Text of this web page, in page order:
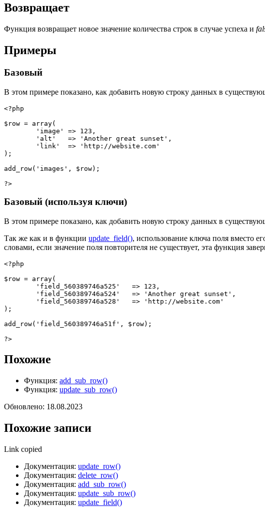
Возвращает
Функция возвращает новое значение количества строк в случае успеха и
Примеры
Базовый
В этом примере показано, как добавить новую строку данных в
<?php
$row = array(
'image'
=> 123 ,
'alt'
=> 'Another great sunset' ,
'link'
=>
'http://website.com'
) ;
add_row( 'images' , $row) ;
?>
Базовый (используя ключи)
В этом примере показано, как добавить новую строку данных в
Так же как и в функции update_field(), использование ключа поля вместо
словами, если значение поля повторителя не существует, эта функция
<?php
$row = array(
'field_560389746a525'
=> 123 ,
'field_560389746a524'
=> 'Another great sunset' ,
'field_560389746a528'
=>
'http://website.com'
) ;
add_row( 'field_560389746a51f' , $row) ;
?>
Похожие
Функция: add_sub_row()
Функция: update_sub_row()
Обновлено: 18.08.2023
Похожие записи
Link copied
Документация: update_row()
Документация: delete_row()
Документация: add_sub_row()
Документация: update_sub_row()
Документация: update_field()